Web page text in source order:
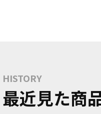
HISTORY
最近見た商